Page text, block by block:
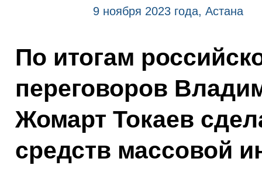
9 ноября 2023 года, Астана
По итогам
переговоров
Жомарт Токаев
средств массовой